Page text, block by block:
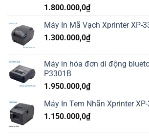
1.800.000,0₫
Máy In Mã Vạch Xprinter XP-
1.300.000,0₫
Máy in hóa đơn di động
P3301B
1.950.000,0₫
Máy In Tem Nhãn Xprinter
1.150.000,0₫